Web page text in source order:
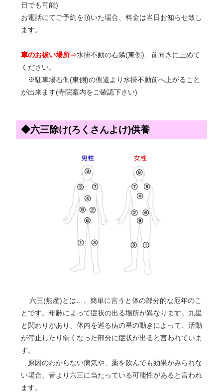
日でも可能)
お電話にてご予約を頂いた場合、料金は当日お知らせ致し
ます。
車のお祓い場所⇒水掛不動の右隣(東側)、前向きに止めて
ください。
※駐車場右側(東側)の側道より水掛不動前へ上がること
が出来ます(寺院案内をご確認下さい)
◆六三除け(ろくさんよけ)供養
六三(無産)とは…、簡単に言うと体の部分的な厄年のこ
とです。年齢によって症状の出る場所が異なります。九星
と関わりがあり、体内を巡る病の星の動きによって、活動
が停止したり弱くなった部分に症状が出ると言われていま
す。
原因のわからない病気や、薬を飲んでも効果がみられな
い場合、昔より六三に当たっている可能性があると言われ
ます。